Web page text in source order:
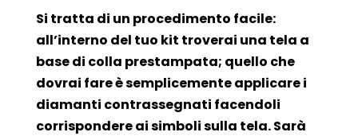
Si tratta di un procedimento facile:
all’interno del tuo kit troverai una tela a
base di colla prestampata; quello che
dovrai fare è semplicemente applicare i
diamanti contrassegnati facendoli
corrispondere ai simboli sulla tela. Sarà